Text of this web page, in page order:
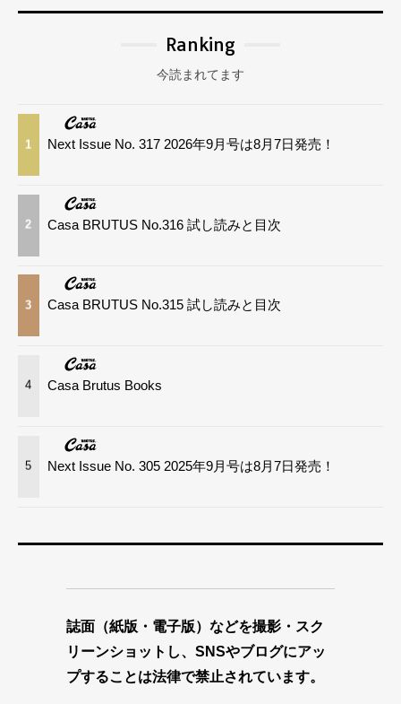
Ranking
今読まれてます
1 Next Issue No. 317 2026年9月号は8月7日発売！
2 Casa BRUTUS No.316 試し読みと目次
3 Casa BRUTUS No.315 試し読みと目次
4 Casa Brutus Books
5 Next Issue No. 305 2025年9月号は8月7日発売！
誌面（紙版・電子版）などを撮影・スク
リーンショットし、SNSやブログにアッ
プすることは法律で禁止されています。